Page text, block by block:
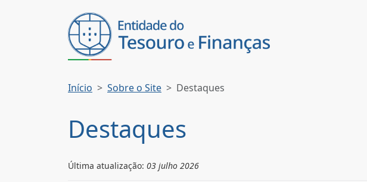
Início Sobre o Site Destaques
Destaques
Última atualização: 03 julho 2026